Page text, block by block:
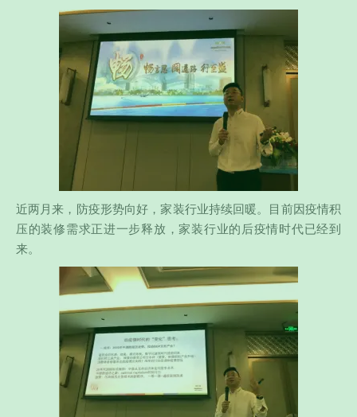
近两月来，防疫形势向好，家装行业持续回暖。目前因疫情积
压的装修需求正进一步释放，家装行业的后疫情时代已经到
来。